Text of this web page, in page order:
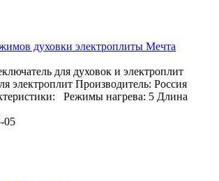
духовки электроплиты Мечта
для духовок и электроплит
электроплит Производитель: Россия
Режимы нагрева: 5 Длина
05